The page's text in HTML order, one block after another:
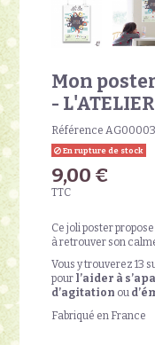
Mon
-
Référence AG00003
En rupture de stock
9,00 €
TTC
Ce joli poster
à retrouver son
Vous y trouverez 13
pour l’aider à
d’agitation ou
Fabriqué en France